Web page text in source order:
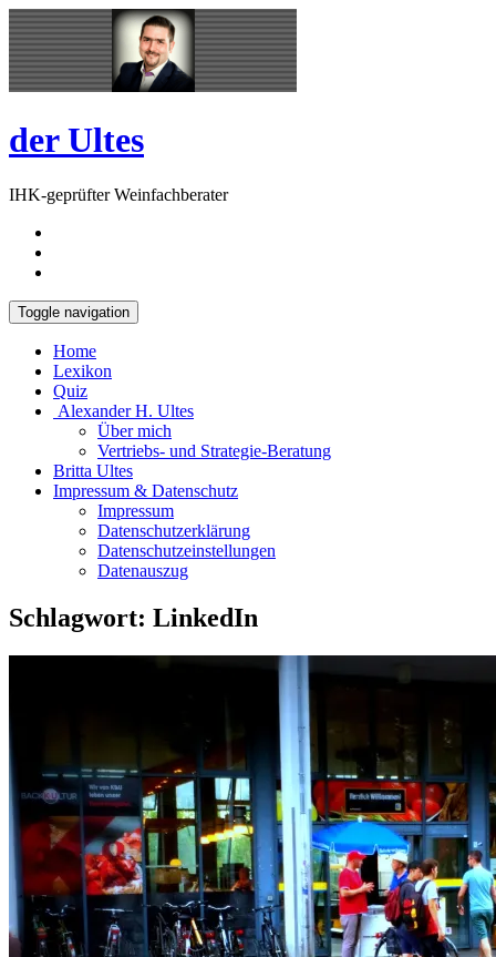
Skip
to
content
Open
Sidebar
der Ultes
IHK-geprüfter Weinfachberater
Toggle navigation
Home
Lexikon
Quiz
Alexander H. Ultes
Über mich
Vertriebs- und Strategie-Beratung
Britta Ultes
Impressum & Datenschutz
Impressum
Datenschutzerklärung
Datenschutzeinstellungen
Datenauszug
Schlagwort: LinkedIn